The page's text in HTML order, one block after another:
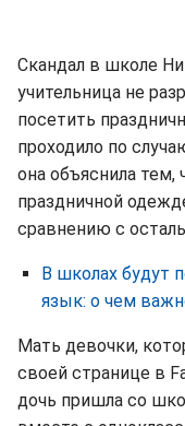
Скандал в школе
учительница не
посетить
проходило по
она объяснила
праздничной
сравнению с
В школах будут
язык: о чем
Мать девочки,
своей странице в
дочь пришла со